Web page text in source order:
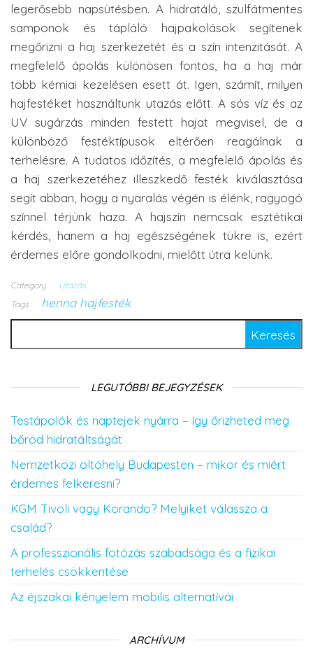
legerősebb napsütésben. A hidratáló, szulfátmentes
samponok és tápláló hajpakolások segítenek
megőrizni a haj szerkezetét és a szín intenzitását. A
megfelelő ápolás különösen fontos, ha a haj már
több kémiai kezelésen esett át. Igen, számít, milyen
hajfestéket használtunk utazás előtt. A sós víz és az
UV sugárzás minden festett hajat megvisel, de a
különböző festéktípusok eltérően reagálnak a
terhelésre. A tudatos időzítés, a megfelelő ápolás és
a haj szerkezetéhez illeszkedő festék kiválasztása
segít abban, hogy a nyaralás végén is élénk, ragyogó
színnel térjünk haza. A hajszín nemcsak esztétikai
kérdés, hanem a haj egészségének tükre is, ezért
érdemes előre gondolkodni, mielőtt útra kelünk.
Category
Utazás
Tags
henna hajfesték
LEGUTÓBBI BEJEGYZÉSEK
Testápolók és naptejek nyárra – így őrizheted meg
bőröd hidratáltságát
Nemzetközi oltóhely Budapesten – mikor és miért
érdemes felkeresni?
KGM Tivoli vagy Korando? Melyiket válassza a
család?
A professzionális fotózás szabadsága és a fizikai
terhelés csökkentése
Az éjszakai kényelem mobilis alternatívái
ARCHÍVUM